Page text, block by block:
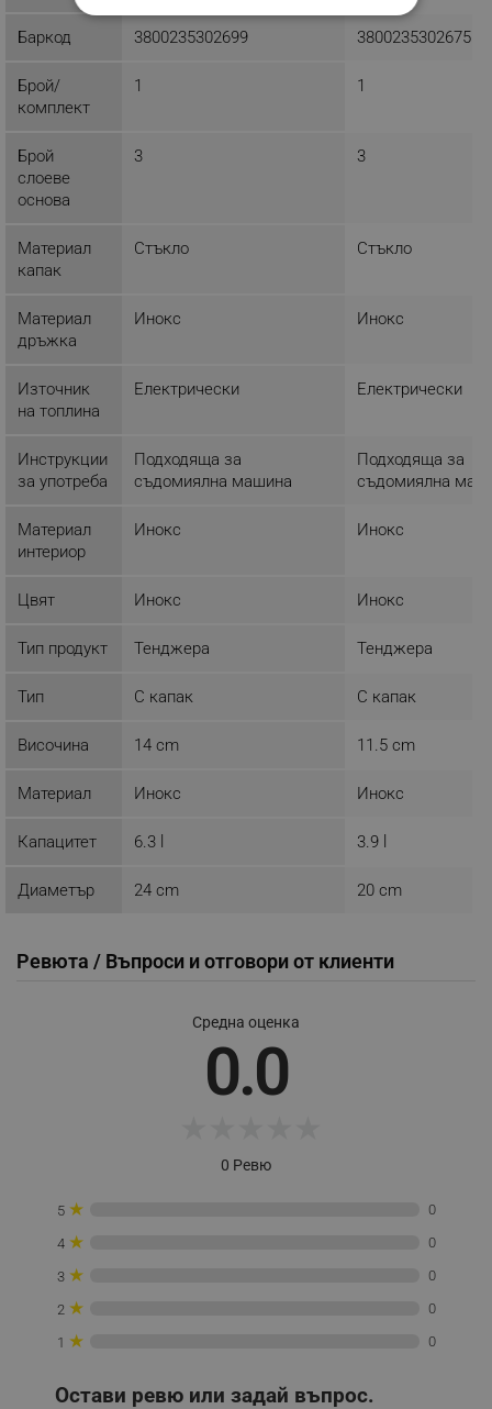
Баркод 3800235302699 3800235302675
Брой/
комплект
1 1
Брой
слоеве
основа
3 3
Материал
капак
Стъкло Стъкло
Материал
дръжка
Инокс Инокс
Източник
на топлина
Електрически Електрически
Инструкции
за употреба
Подходяща за
съдомиялна машина
Подходяща за
съдомиялна
Материал
интериор
Инокс Инокс
Цвят Инокс Инокс
Тип продукт Тенджера Тенджера
Тип С капак С капак
Височина 14 cm 11.5 cm
Материал Инокс Инокс
Капацитет 6.3 l 3.9 l
Диаметър 24 cm 20 cm
Ревюта / Въпроси и отговори от клиенти
Средна оценка
0.0
0 Ревю
5 ★ 0
4 ★ 0
3 ★ 0
2 ★ 0
1 ★ 0
Остави ревю или задай въпрос.
СТРОГО НЕОБХОДИМО
ФУНКЦИОНАЛНОСТ
Таргетиране
Строго необходимите бисквитки позволяват
акаунта. Уебсайтът не може да се използва
правилно без строго необходими бисквитки.
_nzm_noid_92166-7699
.alleop.bg
_sgf_push_permission_asked .alleop.bg
.alleop.bg